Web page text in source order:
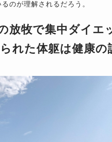
のが理解されるだろう。
放牧で集中ダイエ
れた体躯は健康の